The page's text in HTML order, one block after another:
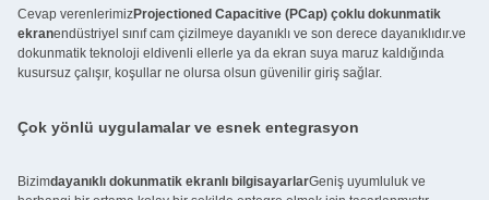
Cevap verenlerimizProjectioned Capacitive (PCap) çoklu dokunmatik
ekranendüstriyel sınıf cam çizilmeye dayanıklı ve son derece dayanıklıdır.ve
dokunmatik teknoloji eldivenli ellerle ya da ekran suya maruz kaldığında
kusursuz çalışır, koşullar ne olursa olsun güvenilir giriş sağlar.
Çok yönlü uygulamalar ve esnek entegrasyon
Bizimdayanıklı dokunmatik ekranlı bilgisayarlarGeniş uyumluluk ve